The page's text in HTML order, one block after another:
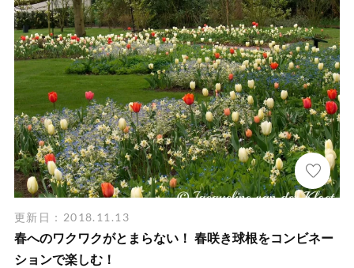
更新日：2018.11.13
春へのワクワクがとまらない！ 春咲き球根をコンビネー
ションで楽しむ！